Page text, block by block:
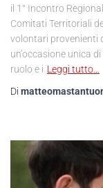
il 1° Incontro
Comitati Territoriali
volontari provenienti
un’occasione unica
ruolo e i Leggi tutto…
Di